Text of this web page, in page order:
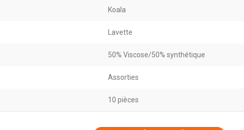
Koala
Lavette
50% Viscose/50% synthétique
Assorties
10 pièces